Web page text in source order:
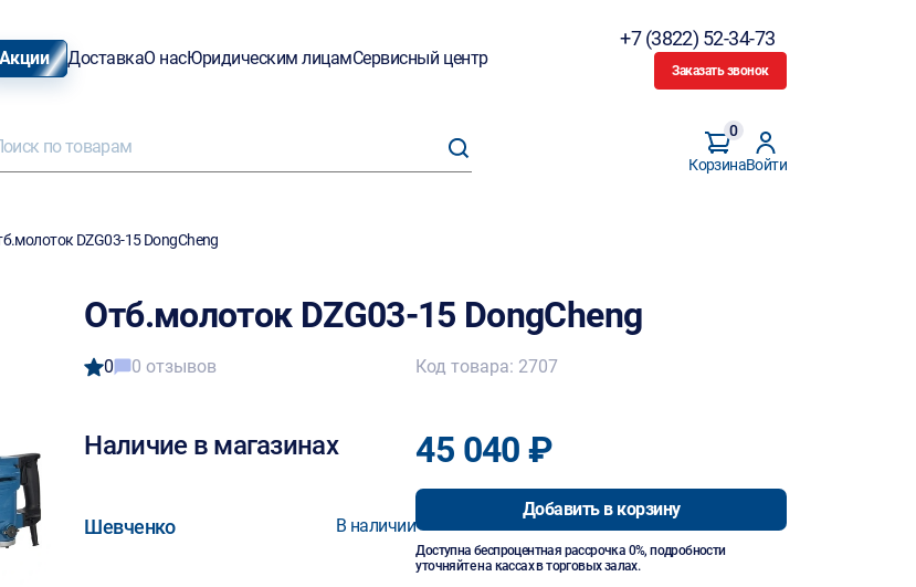
Акции ДоставкаО насЮридическим лицамСервисный центр
+7 (3822) 52-34-73
Заказать звонок
Корзина
0
Войти
DZG03-15 DongCheng
Отб.молоток DZG03-15 DongCheng
0 0 отзывов
Наличие в магазинах
Шевченко В наличии
Код товара: 2707
45 040 ₽
Добавить в корзину
Доступна беспроцентная рассрочка 0%, подробности
уточняйте на кассах в торговых залах.